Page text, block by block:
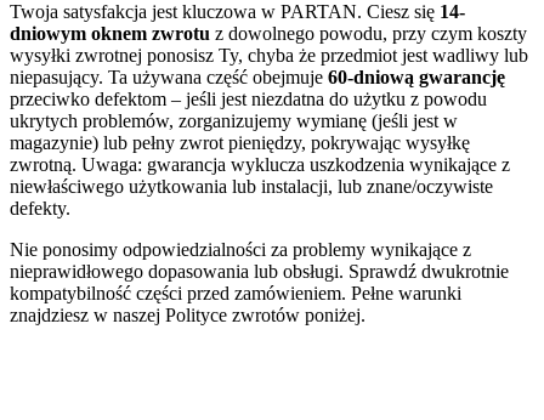
Twoja satysfakcja jest kluczowa w PARTAN. Ciesz się 14-
dniowym oknem zwrotu z dowolnego powodu, przy czym koszty
wysyłki zwrotnej ponosisz Ty, chyba że przedmiot jest wadliwy lub
niepasujący. Ta używana część obejmuje 60-dniową gwarancję
przeciwko defektom – jeśli jest niezdatna do użytku z powodu
ukrytych problemów, zorganizujemy wymianę (jeśli jest w
magazynie) lub pełny zwrot pieniędzy, pokrywając wysyłkę
zwrotną. Uwaga: gwarancja wyklucza uszkodzenia wynikające z
niewłaściwego użytkowania lub instalacji, lub znane/oczywiste
defekty.
Nie ponosimy odpowiedzialności za problemy wynikające z
nieprawidłowego dopasowania lub obsługi. Sprawdź dwukrotnie
kompatybilność części przed zamówieniem. Pełne warunki
znajdziesz w naszej Polityce zwrotów poniżej.